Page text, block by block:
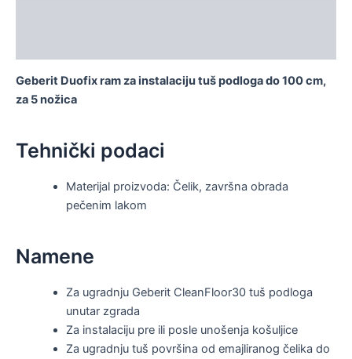
Geberit Duofix ram za instalaciju tuš podloga do 100 cm,
za 5 nožica
Tehnički podaci
Materijal proizvoda: Čelik, završna obrada
pečenim lakom
Namene
Za ugradnju Geberit CleanFloor30 tuš podloga
unutar zgrada
Za instalaciju pre ili posle unošenja košuljice
Za ugradnju tuš površina od emajliranog čelika do